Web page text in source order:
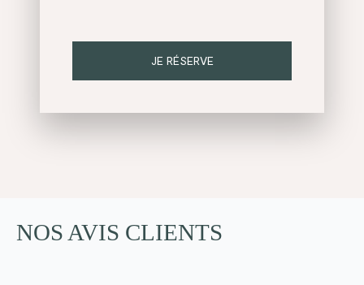
JE RÉSERVE
NOS AVIS CLIENTS